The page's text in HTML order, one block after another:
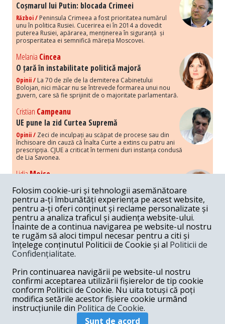
Coșmarul lui Putin: blocada Crimeei
Război / Peninsula Crimeea a fost prioritatea numărul
unu în politica Rusiei. Cucerirea ei în 2014 a dovedit
puterea Rusiei, apărarea, menținerea în siguranță și
prosperitatea ei semnifică măreția Moscovei.
Melania Cincea
O țară în instabilitate politică majoră
Opinii / La 70 de zile de la demiterea Cabinetului
Bolojan, nici măcar nu se întrevede formarea unui nou
guvern, care să fie sprijinit de o majoritate parlamentară.
Cristian Campeanu
UE pune la zid Curtea Supremă
Opinii / Zeci de inculpați au scăpat de procese sau din
închisoare din cauză că Înalta Curte a extins cu patru ani
prescripția. CJUE a criticat în termeni duri instanța condusă
de Lia Savonea.
LidiaMoise
Costurile economice ale haosului politic
Opinii / Economia nu poate rezista cu retorica falsă a
susținerii intereselor poporului, care, de fapt, ascunde
obsesia menținerii privilegiilor și a averilor unor caste.
Melania Cincea
Noi puseuri de xenofobie din partea românilor
„neaoși”
Periodic, în spațiul public sunt voci care lansează
mesaje xenofobe la adresa câte unui politician care deranjează un
anumit grup politico-mediatic, într-un anumit moment.
ArmandGosu
Unirea cu Moldova: modele istorice
Unirea cu Moldova depinde de intensitatea
Folosim cookie-uri și tehnologii asemănătoare
pentru a-ți îmbunătăți experiența pe acest website,
pentru a-ți oferi conținut și reclame personalizate și
pentru a analiza traficul și audiența website-ului.
Înainte de a continua navigarea pe website-ul nostru
te rugăm să aloci timpul necesar pentru a citi și
înțelege conținutul Politicii de Cookie și al Politicii de
Confidențialitate.
Prin continuarea navigării pe website-ul nostru
confirmi acceptarea utilizării fișierelor de tip cookie
conform Politicii de Cookie. Nu uita totuși că poți
modifica setările acestor fișiere cookie urmând
instrucțiunile din Politica de Cookie.
Sunt de acord